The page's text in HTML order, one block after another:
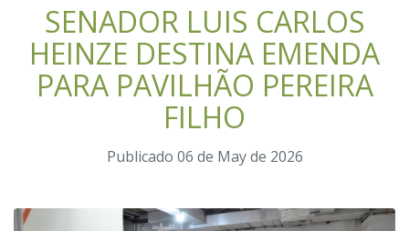
SENADOR LUIS CARLOS
HEINZE DESTINA EMENDA
PARA PAVILHÃO PEREIRA
FILHO
Publicado 06 de May de 2026